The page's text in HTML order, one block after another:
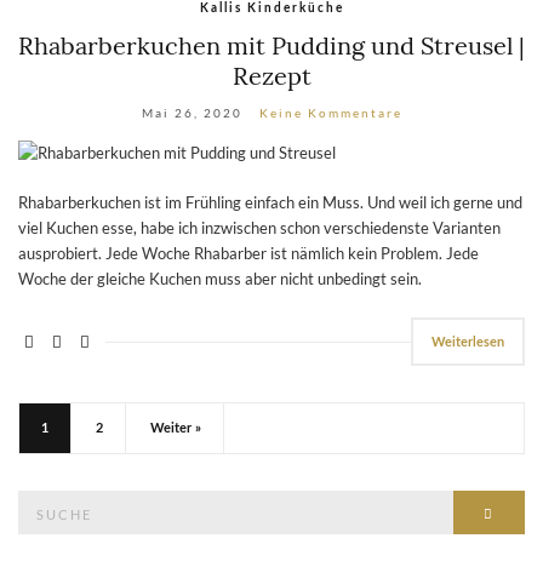
Kallis Kinderküche
Rhabarberkuchen mit Pudding und Streusel |
Rezept
Mai 26, 2020 Keine Kommentare
Rhabarberkuchen ist im Frühling einfach ein Muss. Und weil ich gerne und
viel Kuchen esse, habe ich inzwischen schon verschiedenste Varianten
ausprobiert. Jede Woche Rhabarber ist nämlich kein Problem. Jede
Woche der gleiche Kuchen muss aber nicht unbedingt sein.
Weiterlesen
1 2 Weiter »
nach: